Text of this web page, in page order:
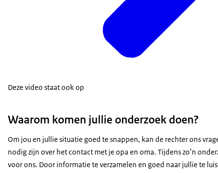
Deze video staat ook op
Waarom komen jullie onderzoek doen?
Om jou en jullie situatie goed te snappen, kan de rechter ons
nodig zijn over het contact met je opa en oma. Tijdens zo’n
voor ons. Door informatie te verzamelen en goed naar jullie te